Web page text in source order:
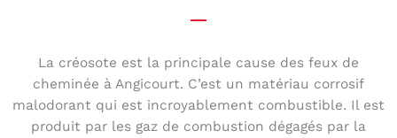
La créosote est la principale cause des feux de
cheminée à Angicourt. C’est un matériau corrosif
malodorant qui est incroyablement combustible. Il est
produit par les gaz de combustion dégagés par la